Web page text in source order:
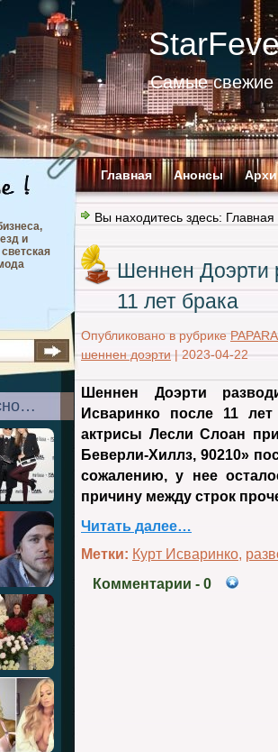
Самые свежие
Главная Анонсы
и
Вы находитесь здесь: Главная
Шеннен Доэрти
11 лет брака
Опубликовано в рубрике
шеннен доэрти | 2023-04-22
Шеннен Доэрти
Исваринко после 11 лет
актрисы Лесли Слоан
Беверли-Хиллз, 90210»
сожалению, у нее
причину между строк
Читать далее…
Метки: Курт Исваринко,
Комментарии - 0